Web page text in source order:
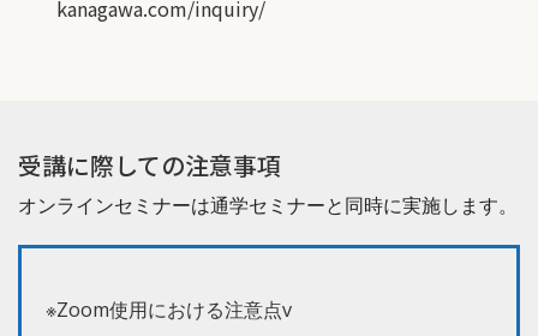
kanagawa.com/inquiry/
受講に際しての注意事項
オンラインセミナーは通学セミナーと同時に実施します。
※Zoom使用における注意点v